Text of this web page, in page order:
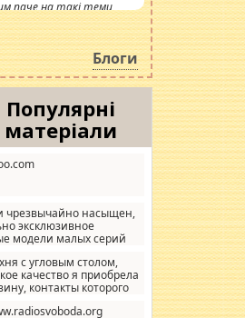
паче на такі теми,
Обурюють сьогоднішні
питання.
одна соціальна
Блоги
Популярні
матеріали
чрезвычайно насыщен,
эксклюзивное
модели малых серий
формы, в MebelOk,
вкусом все в порядке,
мебель, а это не
с угловым столом,
качество я приобрела
контакты которого